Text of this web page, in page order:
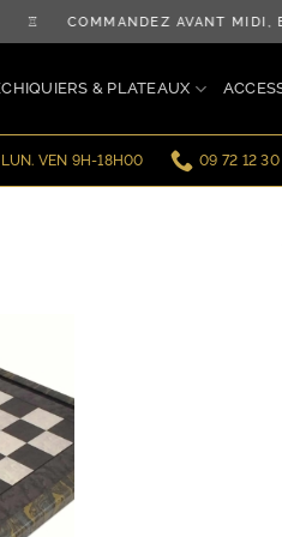
! ♖ COMMANDEZ AVANT
& PLATEAUX
LUN. VEN 9H-18H00 09 72 12 30